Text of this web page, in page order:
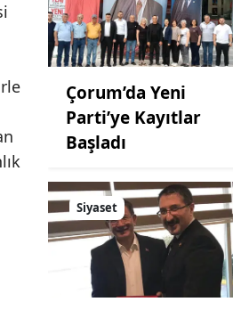
Çorum’da Yeni
Parti’ye Kayıtlar
Başladı
Siyaset